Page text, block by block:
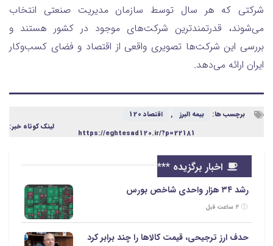
شرکتی که هر سال توسط سازمان مدیریت صنعتی انتخاب
می‌شوند، قدرتمندترین شرکت‌های موجود در کشور هستند و
بررسی این شرکت‌ها تصویری واقعی از اقتصاد و فضای کسب‌وکار
ایران ارائه می‌دهد.
برچسب ها: بیمه البرز ,
اقتصاد 120
لینک کوتاه خبر:
https://eghtesad120.ir/?p=22181
اخبار برگزیده ***
رشد ۳۴ هزار واحدی شاخص بورس
حدف ارز ترجیحی، قیمت کالاها را چند برابر کرد